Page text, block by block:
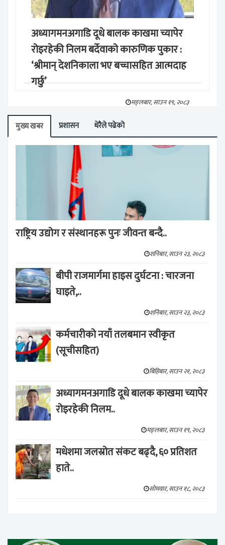
अध्यागमनअगाडि दूधे बालक काखमा च्यापेर
रोइरहेकी निलम बर्देवाको कारुणिक पुकार :
‘श्रीमान् देशनिकाला भए बच्चासहित आत्मदाह
गर्छु’
मङ्लबार, साउन १९, २०८३
मुख्य खबर प्रशासन धेरैले पढेको
राष्ट्रिय उद्योग र संस्थानहरू पुनः जीवन्त बन्दै..
शनिबार, साउन २३, २०८३
बीपी राजमार्गमा हाइस दुर्घटना : चारजना
घाइते,..
शनिबार, साउन २३, २०८३
कर्मचारीको नयाँ तलबमान स्वीकृत
(सूचीसहित)
बिहिबार, साउन २१, २०८३
अध्यागमनअगाडि दूधे बालक काखमा च्यापेर
रोइरहेकी निलम..
मङ्लबार, साउन १९, २०८३
मधेशमा जलस्रोत संकट बढ्दै, ६० प्रतिशत
हाते..
सोमवार, साउन १८, २०८३